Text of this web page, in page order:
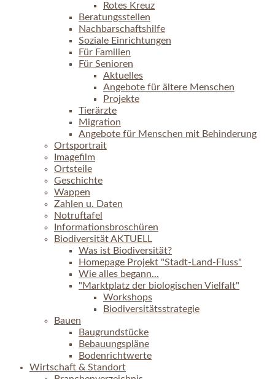
Rotes Kreuz
Beratungsstellen
Nachbarschaftshilfe
Soziale Einrichtungen
Für Familien
Für Senioren
Aktuelles
Angebote für ältere Menschen
Projekte
Tierärzte
Migration
Angebote für Menschen mit Behinderung
Ortsportrait
Imagefilm
Ortsteile
Geschichte
Wappen
Zahlen u. Daten
Notruftafel
Informationsbroschüren
Biodiversität AKTUELL
Was ist Biodiversität?
Homepage Projekt "Stadt-Land-Fluss"
Wie alles begann...
"Marktplatz der biologischen Vielfalt"
Workshops
Biodiversitätsstrategie
Bauen
Baugrundstücke
Bebauungspläne
Bodenrichtwerte
Wirtschaft & Standort